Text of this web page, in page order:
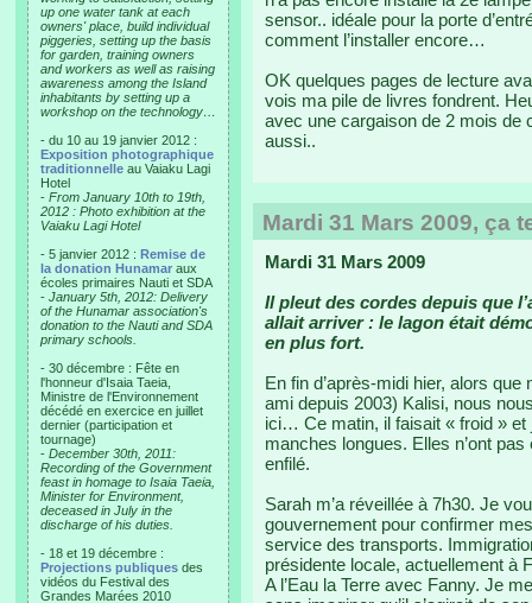
up one water tank at each
owners' place, build individual
piggeries, setting up the basis
for garden, training owners
and workers as well as raising
awareness among the Island
inhabitants by setting up a
workshop on the technology…
- du 10 au 19 janvier 2012 :
Exposition photographique
traditionnelle au Vaiaku Lagi
Hotel
- From January 10th to 19th,
2012 : Photo exhibition at the
Vaiaku Lagi Hotel
- 5 janvier 2012 : Remise de
la donation Hunamar aux
écoles primaires Nauti et SDA
- January 5th, 2012: Delivery
of the Hunamar association's
donation to the Nauti and SDA
primary schools.
- 30 décembre : Fête en
l'honneur d'Isaia Taeia,
Ministre de l'Environnement
décédé en exercice en juillet
dernier (participation et
tournage)
- December 30th, 2011:
Recording of the Government
feast in homage to Isaia Taeia,
Minister for Environment,
deceased in July in the
discharge of his duties.
- 18 et 19 décembre :
Projections publiques des
vidéos du Festival des
Grandes Marées 2010
sensor.. idéale pour la porte
comment l’installer encore…
OK quelques pages de lecture
vois ma pile de livres fondrent.
avec une cargaison de 2 mois
aussi..
Mardi 31 Mars 2009, ça
Mardi 31 Mars 2009
Il pleut des cordes depuis que
allait arriver : le lagon était
en plus fort.
En fin d’après-midi hier, alors
ami depuis 2003) Kalisi, nous
ici… Ce matin, il faisait « froid » et
manches longues. Elles n’ont
enfilé.
Sarah m’a réveillée à 7h30. Je
gouvernement pour confirmer
service des transports.
présidente locale, actuellement à
A l’Eau la Terre avec Fanny. Je